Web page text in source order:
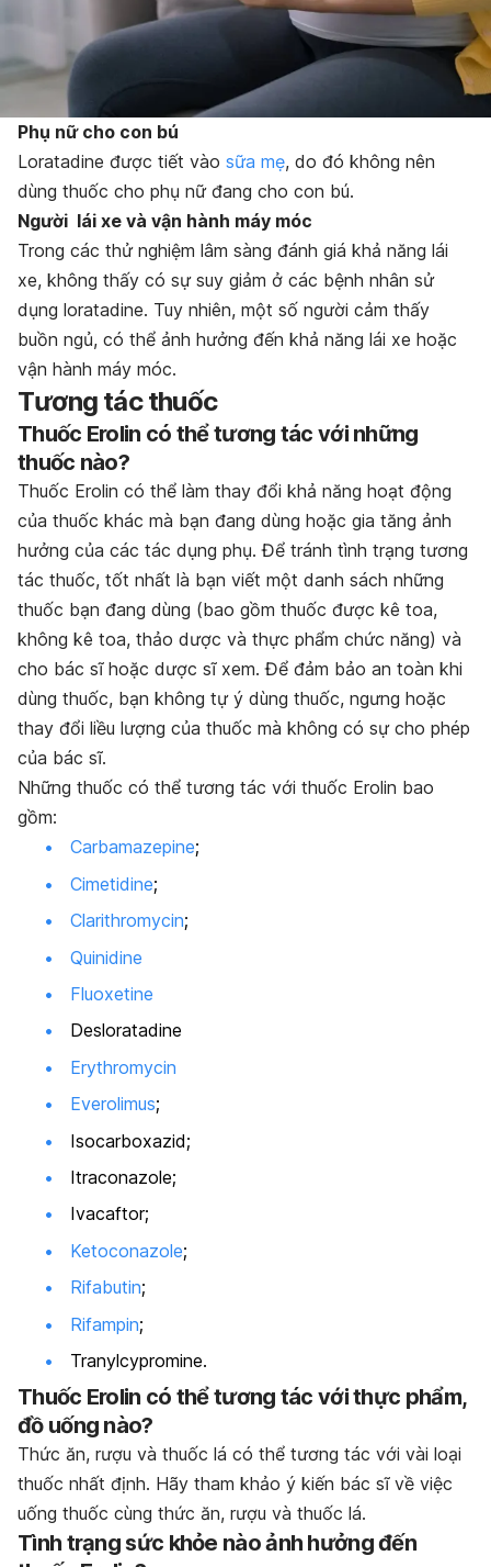
Phụ nữ cho con bú
Loratadine được tiết vào sữa mẹ, do đó không nên
dùng thuốc cho phụ nữ đang cho con bú.
Người lái xe và vận hành máy móc
Trong các thử nghiệm lâm sàng đánh giá khả năng lái
xe, không thấy có sự suy giảm ở các bệnh nhân sử
dụng loratadine. Tuy nhiên, một số người cảm thấy
buồn ngủ, có thể ảnh hưởng đến khả năng lái xe hoặc
vận hành máy móc.
Tương tác thuốc
Thuốc Erolin có thể tương tác với những
thuốc nào?
Thuốc Erolin có thể làm thay đổi khả năng hoạt động
của thuốc khác mà bạn đang dùng hoặc gia tăng ảnh
hưởng của các tác dụng phụ. Để tránh tình trạng tương
tác thuốc, tốt nhất là bạn viết một danh sách những
thuốc bạn đang dùng (bao gồm thuốc được kê toa,
không kê toa, thảo dược và thực phẩm chức năng) và
cho bác sĩ hoặc dược sĩ xem. Để đảm bảo an toàn khi
dùng thuốc, bạn không tự ý dùng thuốc, ngưng hoặc
thay đổi liều lượng của thuốc mà không có sự cho phép
của bác sĩ.
Những thuốc có thể tương tác với thuốc Erolin bao
gồm:
Carbamazepine;
Cimetidine;
Clarithromycin;
Quinidine
Fluoxetine
Desloratadine
Erythromycin
Everolimus;
Isocarboxazid;
Itraconazole;
Ivacaftor;
Ketoconazole;
Rifabutin;
Rifampin;
Tranylcypromine.
Thuốc Erolin có thể tương tác với thực phẩm,
đồ uống nào?
Thức ăn, rượu và thuốc lá có thể tương tác với vài loại
thuốc nhất định. Hãy tham khảo ý kiến bác sĩ về việc
uống thuốc cùng thức ăn, rượu và thuốc lá.
Tình trạng sức khỏe nào ảnh hưởng đến